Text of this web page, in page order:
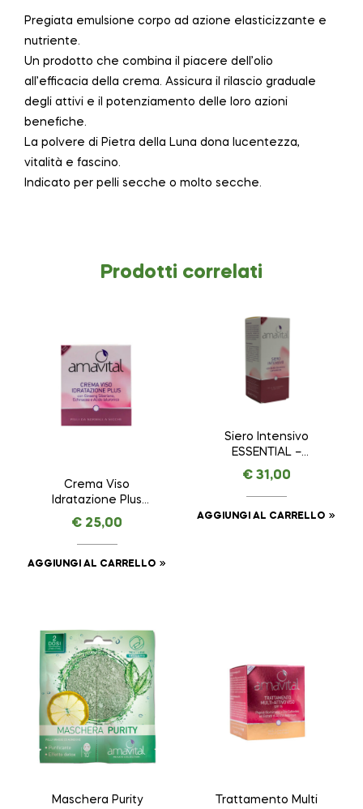
Pregiata emulsione corpo ad azione elasticizzante e
nutriente.
Un prodotto che combina il piacere dell’olio
all’efficacia della crema. Assicura il rilascio graduale
degli attivi e il potenziamento delle loro azioni
benefiche.
La polvere di Pietra della Luna dona lucentezza,
vitalità e fascino.
Indicato per pelli secche o molto secche.
Prodotti correlati
Crema Viso
Idratazione Plus
ESSENTIAL –
AMAVITAL da 50 ml
€ 25,00
AGGIUNGI AL CARRELLO
Siero Intensivo
ESSENTIAL –
AMAVITAL da 30 ml
€31,00
AGGIUNGI AL CARRELLO
Maschera Purity Trattamento Multi